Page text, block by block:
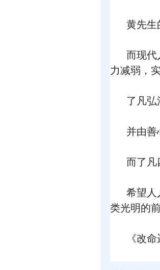
黄先生
而现代
力减弱，
了凡弘
并由善
而了凡
希望人
类光明的前
《改